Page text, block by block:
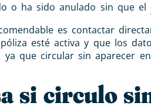
o ha sido anulado sin que el
es contactar
esté activa y que los
que circular sin aparecer
si circulo